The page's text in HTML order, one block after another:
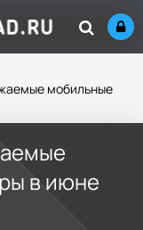
мобильные
в июне